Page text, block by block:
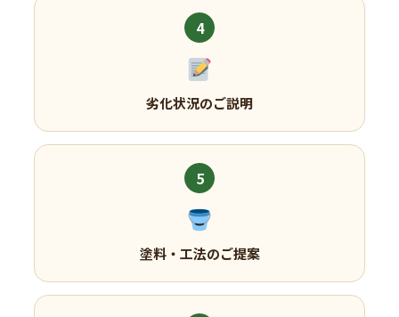
4
劣化状況のご説明
5
塗料・工法のご提案